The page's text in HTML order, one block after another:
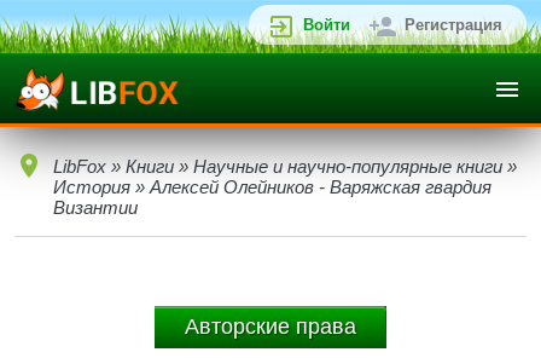
Войти Регистрация
LibFox » Книги » Научные и научно-популярные книги »
История » Алексей Олейников - Варяжская гвардия
Византии
Авторские права